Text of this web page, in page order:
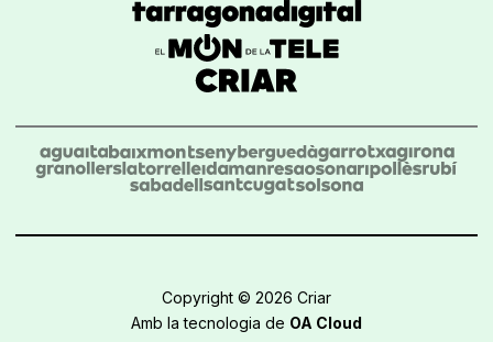
Copyright © 2026 Criar
Amb la tecnologia de OA Cloud